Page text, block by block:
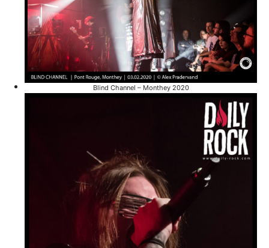
Blind Channel – Monthey 2020